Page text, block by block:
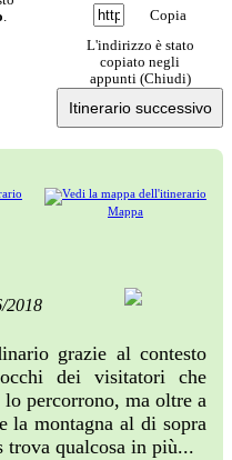
Copia
L'indirizzo è stato
copiato negli
appunti (Chiudi)
.
Itinerario successivo
Mappa
2018
grazie al contesto
dei visitatori che
percorrono, ma oltre a
la montagna al di sopra
qualcosa in più...